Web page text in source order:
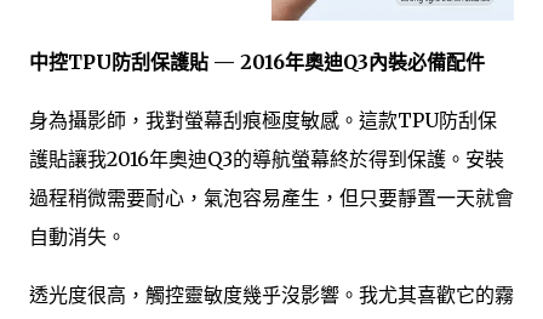
中控TPU防刮保護貼 — 2016年奧迪Q3內裝必備配件
身為攝影師，我對螢幕刮痕極度敏感。這款TPU防刮保
護貼讓我2016年奧迪Q3的導航螢幕終於得到保護。安裝
過程稍微需要耐心，氣泡容易產生，但只要靜置一天就會
自動消失。
透光度很高，觸控靈敏度幾乎沒影響。我尤其喜歡它的霧